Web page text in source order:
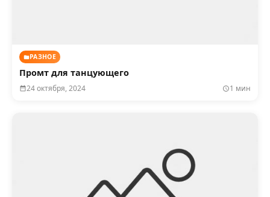
РАЗНОЕ
Промт для танцующего
24 октября, 2024 1 мин